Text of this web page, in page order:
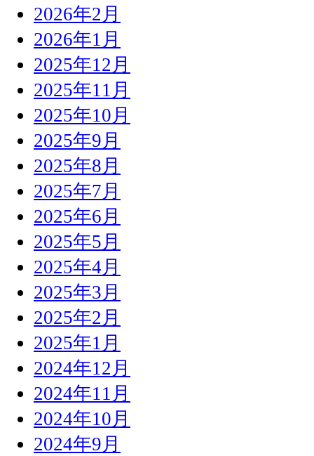
2026年2月
2026年1月
2025年12月
2025年11月
2025年10月
2025年9月
2025年8月
2025年7月
2025年6月
2025年5月
2025年4月
2025年3月
2025年2月
2025年1月
2024年12月
2024年11月
2024年10月
2024年9月